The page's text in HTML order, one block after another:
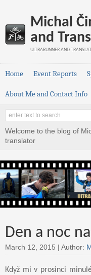
Michal
and
ULTRARUNNER AND
Home Event Reports
About Me and Contact Info
Welcome to the blog of
translator
Den a noc
March 12, 2015 | Author:
Když mi v prosinci